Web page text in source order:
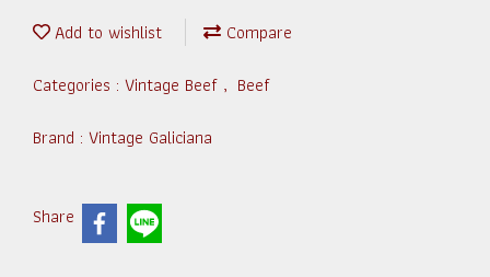
Add to wishlist
Compare
Categories : Vintage Beef , Beef
Brand : Vintage Galiciana
Share